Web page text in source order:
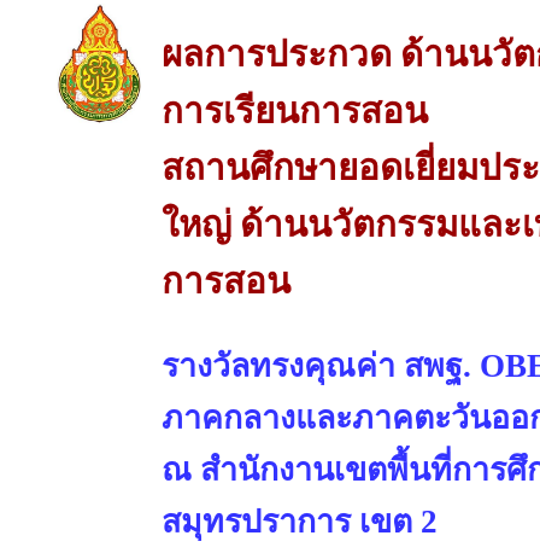
ผลการประกวด ด้านนวั
การเรียนการสอน
สถานศึกษายอดเยี่ยมปร
ใหญ่ ด้านนวัตกรรมและ
การสอน
รางวัลทรงคุณค่า สพฐ.
ภาคกลางและภาคตะวันออ
ณ สำนักงานเขตพื้นที่การศึ
สมุทรปราการ เขต 2